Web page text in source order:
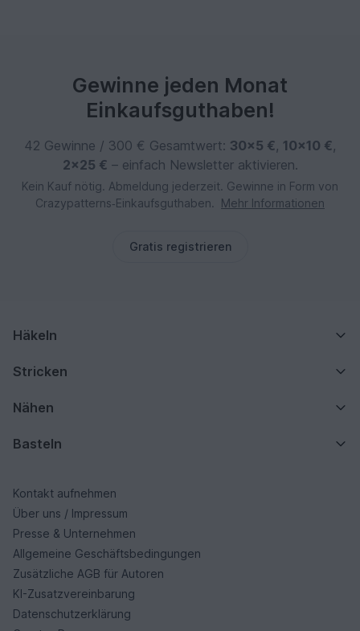
Gewinne jeden Monat
Einkaufsguthaben!
42 Gewinne / 300 € Gesamtwert: 30×5 €, 10×10 €,
2×25 € – einfach Newsletter aktivieren.
Kein Kauf nötig. Abmeldung jederzeit. Gewinne in Form von
Crazypatterns‑Einkaufsguthaben.
Mehr Informationen
Gratis registrieren
Häkeln
Stricken
Nähen
Basteln
Kontakt aufnehmen
Über uns / Impressum
Presse & Unternehmen
Allgemeine Geschäftsbedingungen
Zusätzliche AGB für Autoren
KI-Zusatzvereinbarung
Datenschutzerklärung